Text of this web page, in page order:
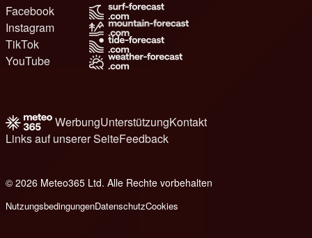
Facebook
Instagram
TikTok
YouTube
WerbungUnterstützungKontakt
Links auf unserer SeiteFeedback
© 2026 Meteo365 Ltd. Alle Rechte vorbehalten
NutzungsbedingungenDatenschutzCookies